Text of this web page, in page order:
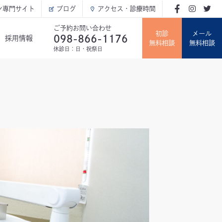
専門サイト ブログ アクセス・診療時間
採用情報
ご予約お問い合わせ
098-866-1176
休診日：日・祝祭日
初診
無料相談
メール
無料相談